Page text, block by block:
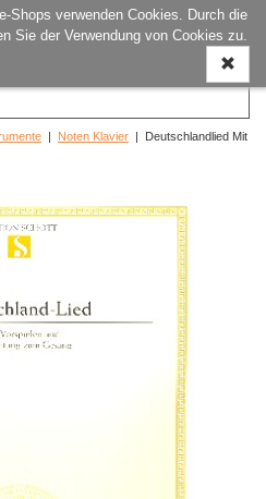
Shops verwenden Cookies. Durch die
Sie der Verwendung von Cookies zu.
ein-/
| Noten Klavier | Deutschlandlied Mit